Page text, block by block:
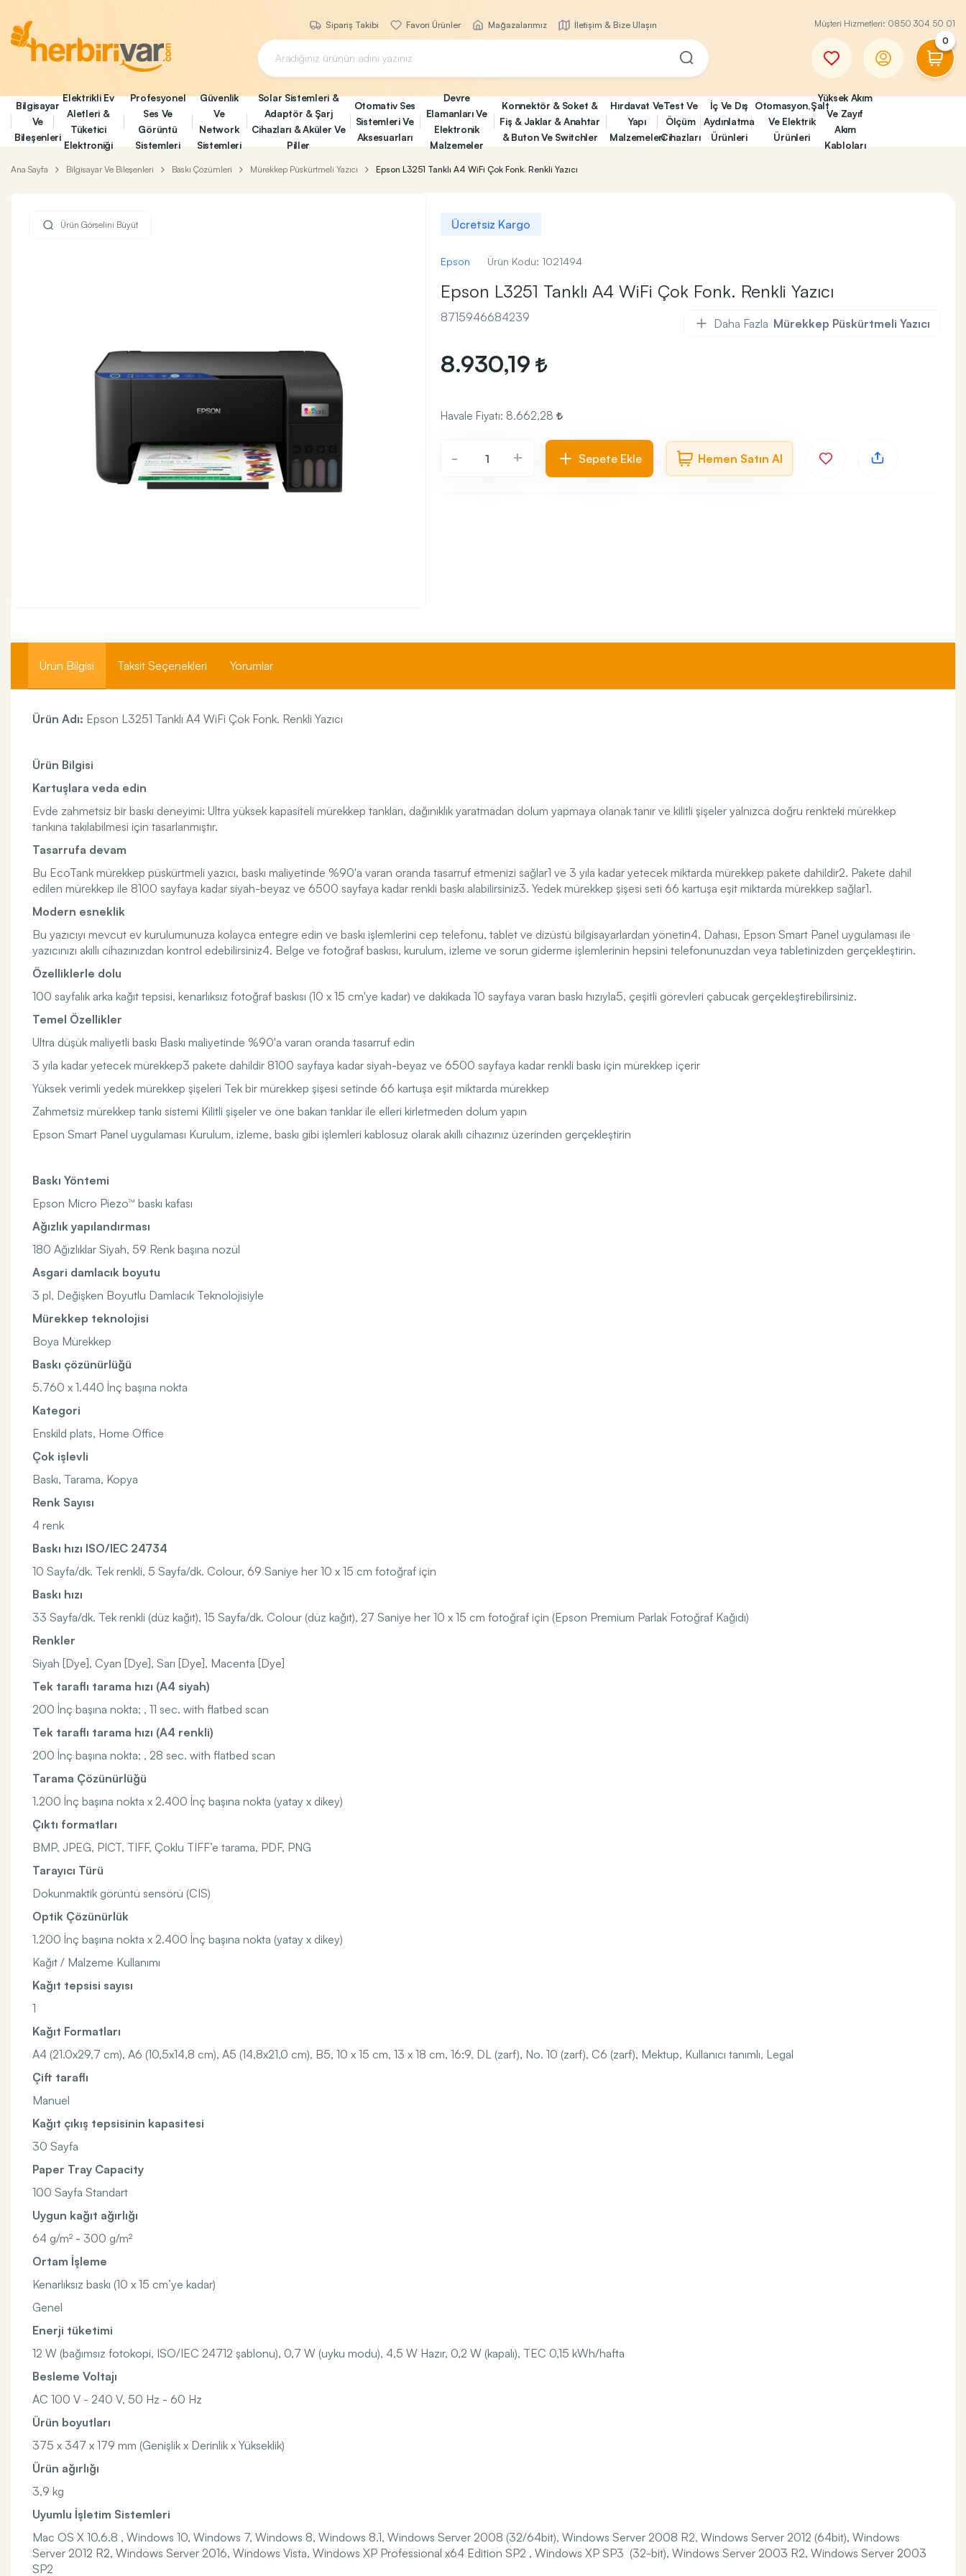
Sipariş Takibi Favori Ürünler Mağazalarımız İletişim & Bize Ulaşın Müşteri Hizmetleri: 0850 304 50 01
0
Bilgisayar
Ve
Bileşenleri
Elektrikli Ev
Aletleri &
Tüketici
Elektroniği
Profesyonel
Ses Ve
Görüntü
Sistemleri
Güvenlik
Ve
Network
Sistemleri
Solar Sistemleri &
Adaptör & Şarj
Cihazları & Aküler Ve
Piller
Otomativ Ses
Sistemleri Ve
Aksesuarları
Devre
Elamanları Ve
Elektronik
Malzemeler
Konnektör & Soket &
Fiş & Jaklar & Anahtar
& Buton Ve Switchler
Hırdavat Ve
Yapı
Malzemeleri
Test Ve
Ölçüm
Cihazları
İç Ve Dış
Aydınlatma
Ürünleri
Otomasyon,Şalt
Ve Elektrik
Ürünleri
Yüksek Akım
Ve Zayıf
Akım
Kabloları
Ana Sayfa Bilgisayar Ve Bileşenleri Baskı Çözümleri Mürekkep Püskürtmeli Yazıcı Epson L3251 Tanklı A4 WiFi Çok Fonk. Renkli Yazıcı
Ürün Görselini Büyüt Ücretsiz Kargo
Epson Ürün Kodu: 1021494
Epson L3251 Tanklı A4 WiFi Çok Fonk. Renkli Yazıcı
8715946684239 Daha Fazla Mürekkep Püskürtmeli Yazıcı
8.930,19
Havale Fiyatı: 8.662,28
- + Sepete Ekle Hemen Satın Al
Ürün Bilgisi Taksit Seçenekleri Yorumlar
Ürün Adı: Epson L3251 Tanklı A4 WiFi Çok Fonk. Renkli Yazıcı
Ürün Bilgisi
Kartuşlara veda edin
Evde zahmetsiz bir baskı deneyimi: Ultra yüksek kapasiteli mürekkep tankları, dağınıklık yaratmadan dolum yapmaya olanak tanır ve kilitli şişeler yalnızca doğru renkteki mürekkep
tankına takılabilmesi için tasarlanmıştır.
Tasarrufa devam
Bu EcoTank mürekkep püskürtmeli yazıcı, baskı maliyetinde %90'a varan oranda tasarruf etmenizi sağlar1 ve 3 yıla kadar yetecek miktarda mürekkep pakete dahildir2. Pakete dahil
edilen mürekkep ile 8100 sayfaya kadar siyah-beyaz ve 6500 sayfaya kadar renkli baskı alabilirsiniz3. Yedek mürekkep şişesi seti 66 kartuşa eşit miktarda mürekkep sağlar1.
Modern esneklik
Bu yazıcıyı mevcut ev kurulumunuza kolayca entegre edin ve baskı işlemlerini cep telefonu, tablet ve dizüstü bilgisayarlardan yönetin4. Dahası, Epson Smart Panel uygulaması ile
yazıcınızı akıllı cihazınızdan kontrol edebilirsiniz4. Belge ve fotoğraf baskısı, kurulum, izleme ve sorun giderme işlemlerinin hepsini telefonunuzdan veya tabletinizden gerçekleştirin.
Özelliklerle dolu
100 sayfalık arka kağıt tepsisi, kenarlıksız fotoğraf baskısı (10 x 15 cm'ye kadar) ve dakikada 10 sayfaya varan baskı hızıyla5, çeşitli görevleri çabucak gerçekleştirebilirsiniz.
Temel Özellikler
Ultra düşük maliyetli baskı Baskı maliyetinde %90'a varan oranda tasarruf edin
3 yıla kadar yetecek mürekkep3 pakete dahildir 8100 sayfaya kadar siyah-beyaz ve 6500 sayfaya kadar renkli baskı için mürekkep içerir
Yüksek verimli yedek mürekkep şişeleri Tek bir mürekkep şişesi setinde 66 kartuşa eşit miktarda mürekkep
Zahmetsiz mürekkep tankı sistemi Kilitli şişeler ve öne bakan tanklar ile elleri kirletmeden dolum yapın
Epson Smart Panel uygulaması Kurulum, izleme, baskı gibi işlemleri kablosuz olarak akıllı cihazınız üzerinden gerçekleştirin
Baskı Yöntemi
Epson Micro Piezo™ baskı kafası
Ağızlık yapılandırması
180 Ağızlıklar Siyah, 59 Renk başına nozül
Asgari damlacık boyutu
3 pl, Değişken Boyutlu Damlacık Teknolojisiyle
Mürekkep teknolojisi
Boya Mürekkep
Baskı çözünürlüğü
5.760 x 1.440 İnç başına nokta
Kategori
Enskild plats, Home Office
Çok işlevli
Baskı, Tarama, Kopya
Renk Sayısı
4 renk
Baskı hızı ISO/IEC 24734
10 Sayfa/dk. Tek renkli, 5 Sayfa/dk. Colour, 69 Saniye her 10 x 15 cm fotoğraf için
Baskı hızı
33 Sayfa/dk. Tek renkli (düz kağıt), 15 Sayfa/dk. Colour (düz kağıt), 27 Saniye her 10 x 15 cm fotoğraf için (Epson Premium Parlak Fotoğraf Kağıdı)
Renkler
Siyah [Dye], Cyan [Dye], Sarı [Dye], Macenta [Dye]
Tek taraflı tarama hızı (A4 siyah)
200 İnç başına nokta; , 11 sec. with flatbed scan
Tek taraflı tarama hızı (A4 renkli)
200 İnç başına nokta; , 28 sec. with flatbed scan
Tarama Çözünürlüğü
1.200 İnç başına nokta x 2.400 İnç başına nokta (yatay x dikey)
Çıktı formatları
BMP, JPEG, PICT, TIFF, Çoklu TIFF’e tarama, PDF, PNG
Tarayıcı Türü
Dokunmaktik görüntü sensörü (CIS)
Optik Çözünürlük
1.200 İnç başına nokta x 2.400 İnç başına nokta (yatay x dikey)
Kağıt / Malzeme Kullanımı
Kağıt tepsisi sayısı
1
Kağıt Formatları
A4 (21.0x29,7 cm), A6 (10,5x14,8 cm), A5 (14,8x21,0 cm), B5, 10 x 15 cm, 13 x 18 cm, 16:9, DL (zarf), No. 10 (zarf), C6 (zarf), Mektup, Kullanıcı tanımlı, Legal
Çift taraflı
Manuel
Kağıt çıkış tepsisinin kapasitesi
30 Sayfa
Paper Tray Capacity
100 Sayfa Standart
Uygun kağıt ağırlığı
64 g/m² - 300 g/m²
Ortam İşleme
Kenarlıksız baskı (10 x 15 cm’ye kadar)
Genel
Enerji tüketimi
12 W (bağımsız fotokopi, ISO/IEC 24712 şablonu), 0,7 W (uyku modu), 4,5 W Hazır, 0,2 W (kapalı), TEC 0,15 kWh/hafta
Besleme Voltajı
AC 100 V - 240 V, 50 Hz - 60 Hz
Ürün boyutları
375‎ x 347 x 179 mm (Genişlik x Derinlik x Yükseklik)
Ürün ağırlığı
3,9 kg
Uyumlu İşletim Sistemleri
Mac OS X 10.6.8 , Windows 10, Windows 7, Windows 8, Windows 8.1, Windows Server 2008 (32/64bit), Windows Server 2008 R2, Windows Server 2012 (64bit), Windows
Server 2012 R2, Windows Server 2016, Windows Vista, Windows XP Professional x64 Edition SP2 , Windows XP SP3 (32-bit), Windows Server 2003 R2, Windows Server 2003
SP2